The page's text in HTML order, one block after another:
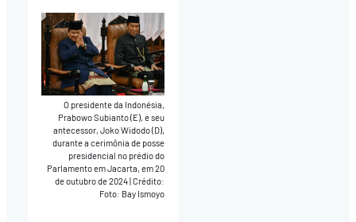
O presidente da Indonésia,
Prabowo Subianto (E), e seu
antecessor, Joko Widodo (D),
durante a cerimônia de posse
presidencial no prédio do
Parlamento em Jacarta, em 20
de outubro de 2024|Crédito:
Foto: Bay Ismoyo